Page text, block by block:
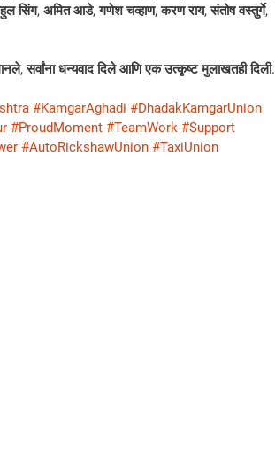
सिंग, अमित आडे, गणेश चव्हाण, करण राय, संतोष वस्तुर्गे,
सर्वांना धन्यवाद दिले आणि एक उत्कृष्ट मुलाखतही दिली.
#KamgarAghadi #DhadakKamgarUnion
#ProudMoment #TeamWork #Support
#AutoRickshawUnion #TaxiUnion